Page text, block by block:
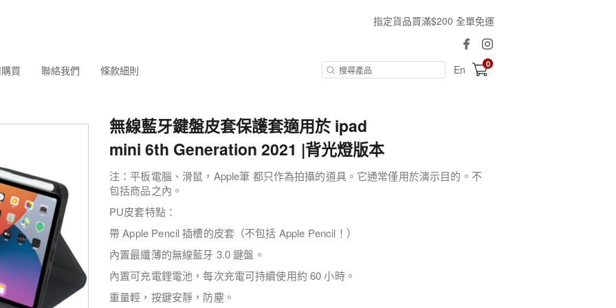
指定貨品買滿$200 全單免運
買 聯絡我們 條款細則 En 0
無線藍牙鍵盤皮套保護套適用於 ipad
mini 6th Generation 2021 |背光燈版本
注：平板電腦、滑鼠，Apple筆 都只作為拍攝的道具。它通常僅用於演示目的。不
包括商品之內。
PU皮套特點：
帶 Apple Pencil 插槽的皮套（不包括 Apple Pencil！）
內置最纖薄的無線藍牙 3.0 鍵盤。
內置可充電鋰電池，每次充電可持續使用約 60 小時。
重量輕，按鍵安靜，防塵。